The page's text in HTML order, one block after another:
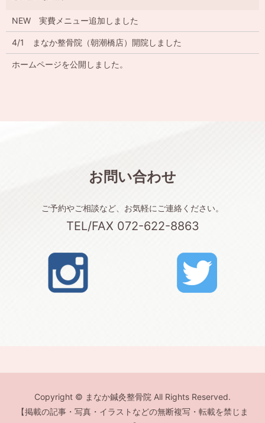
NEW 実費メニュー追加しました
4/1 まなか整骨院（朝潮橋店）開院しました
ホームページを公開しました。
お問い合わせ
ご予約やご相談など、お気軽にご連絡ください。
TEL/FAX 072-622-8863
Copyright © まなか鍼灸整骨院 All Rights Reserved.
【掲載の記事・写真・イラストなどの無断複写・転載を禁じま